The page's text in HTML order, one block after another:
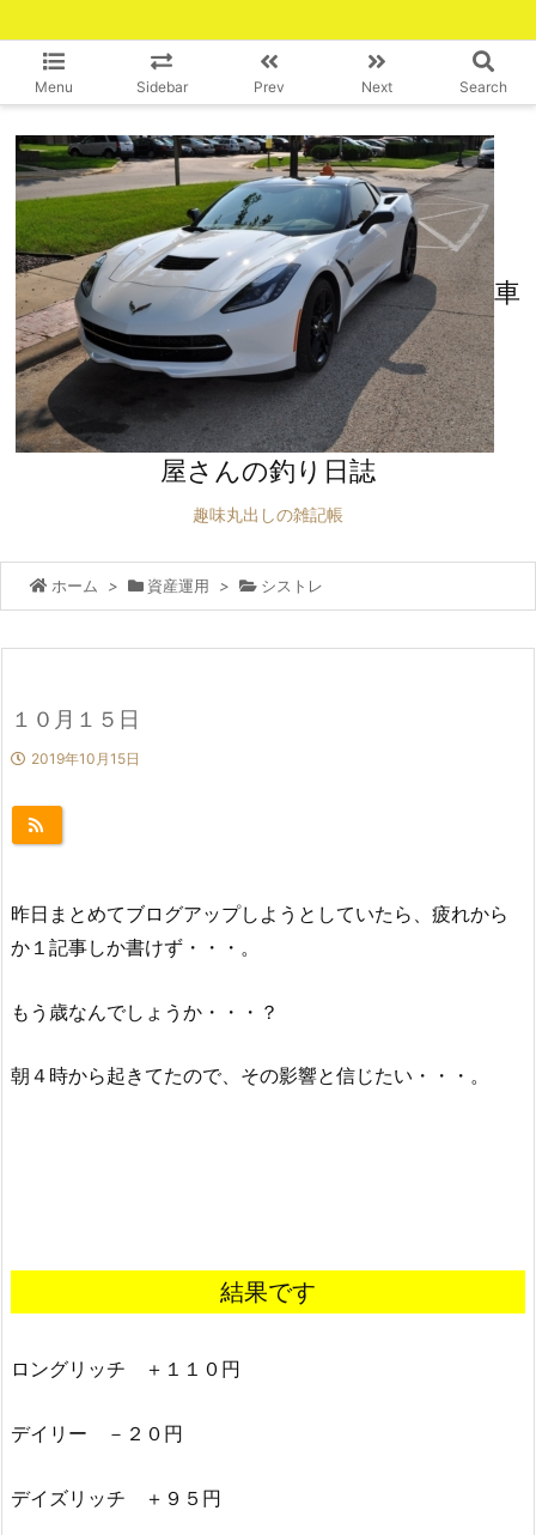
Menu Sidebar Prev Next Search
車
屋さんの釣り日誌
趣味丸出しの雑記帳
ホーム > 資産運用 > シストレ
１０月１５日
2019年10月15日
昨日まとめてブログアップしようとしていたら、疲れから
か１記事しか書けず・・・。
もう歳なんでしょうか・・・？
朝４時から起きてたので、その影響と信じたい・・・。
結果です
ロングリッチ ＋１１０円
デイリー －２０円
デイズリッチ ＋９５円